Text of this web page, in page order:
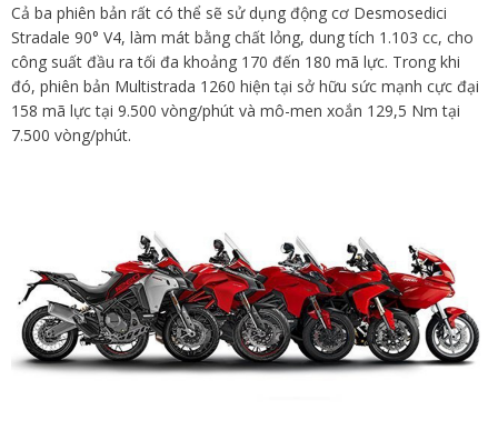
Cả ba phiên bản rất có thể sẽ sử dụng động cơ Desmosedici
Stradale 90° V4, làm mát bằng chất lỏng, dung tích 1.103 cc, cho
công suất đầu ra tối đa khoảng 170 đến 180 mã lực. Trong khi
đó, phiên bản Multistrada 1260 hiện tại sở hữu sức mạnh cực đại
158 mã lực tại 9.500 vòng/phút và mô-men xoắn 129,5 Nm tại
7.500 vòng/phút.